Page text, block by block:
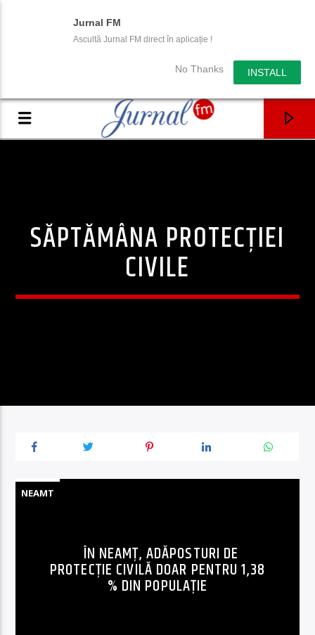
Jurnal FM
Ascultă Jurnal FM direct în aplicație !
No Thanks INSTALL
SĂPTĂMÂNA PROTECȚIEI
CIVILE
NEAMT
ÎN NEAMȚ, ADĂPOSTURI DE
PROTECȚIE CIVILĂ DOAR PENTRU 1,38
% DIN POPULAȚIE